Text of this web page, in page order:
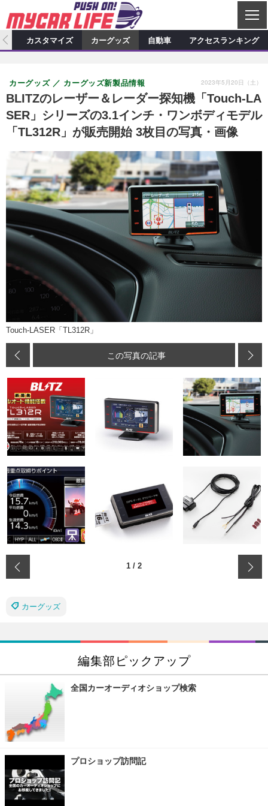
C
L
S
カーオーディオ
プロショップ検索 ショップ訪問記
カーオーディオニュース デモカー製作記
その他
カスタマイズ特集記事 カスタマイズ新製品情報
カスタマイズニュース
カーグッズ
カーグッズ特集記事 カーグッズ新製品情報
カーグッズニュース
自動車
スクープ
カスタマイズ カーグッズ 自動車 アクセスランキング
BLITZのレーザー＆レーダー探知機「Touch-LA
SER」シリーズの3.1インチ・ワンボディモデル
「TL312R」が販売開始 3枚目の写真・画像
カーグッズ カーグッズ新製品情報 2023年5月20日（土）
Touch-LASER「TL312R」
この写真の記事
1 / 2
カーグッズ
編集部ピックアップ
全国カーオーディオショップ検索
プロショップ訪問記